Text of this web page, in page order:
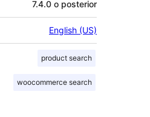
7.4.0 o posterior
English (US)
product search
woocommerce search